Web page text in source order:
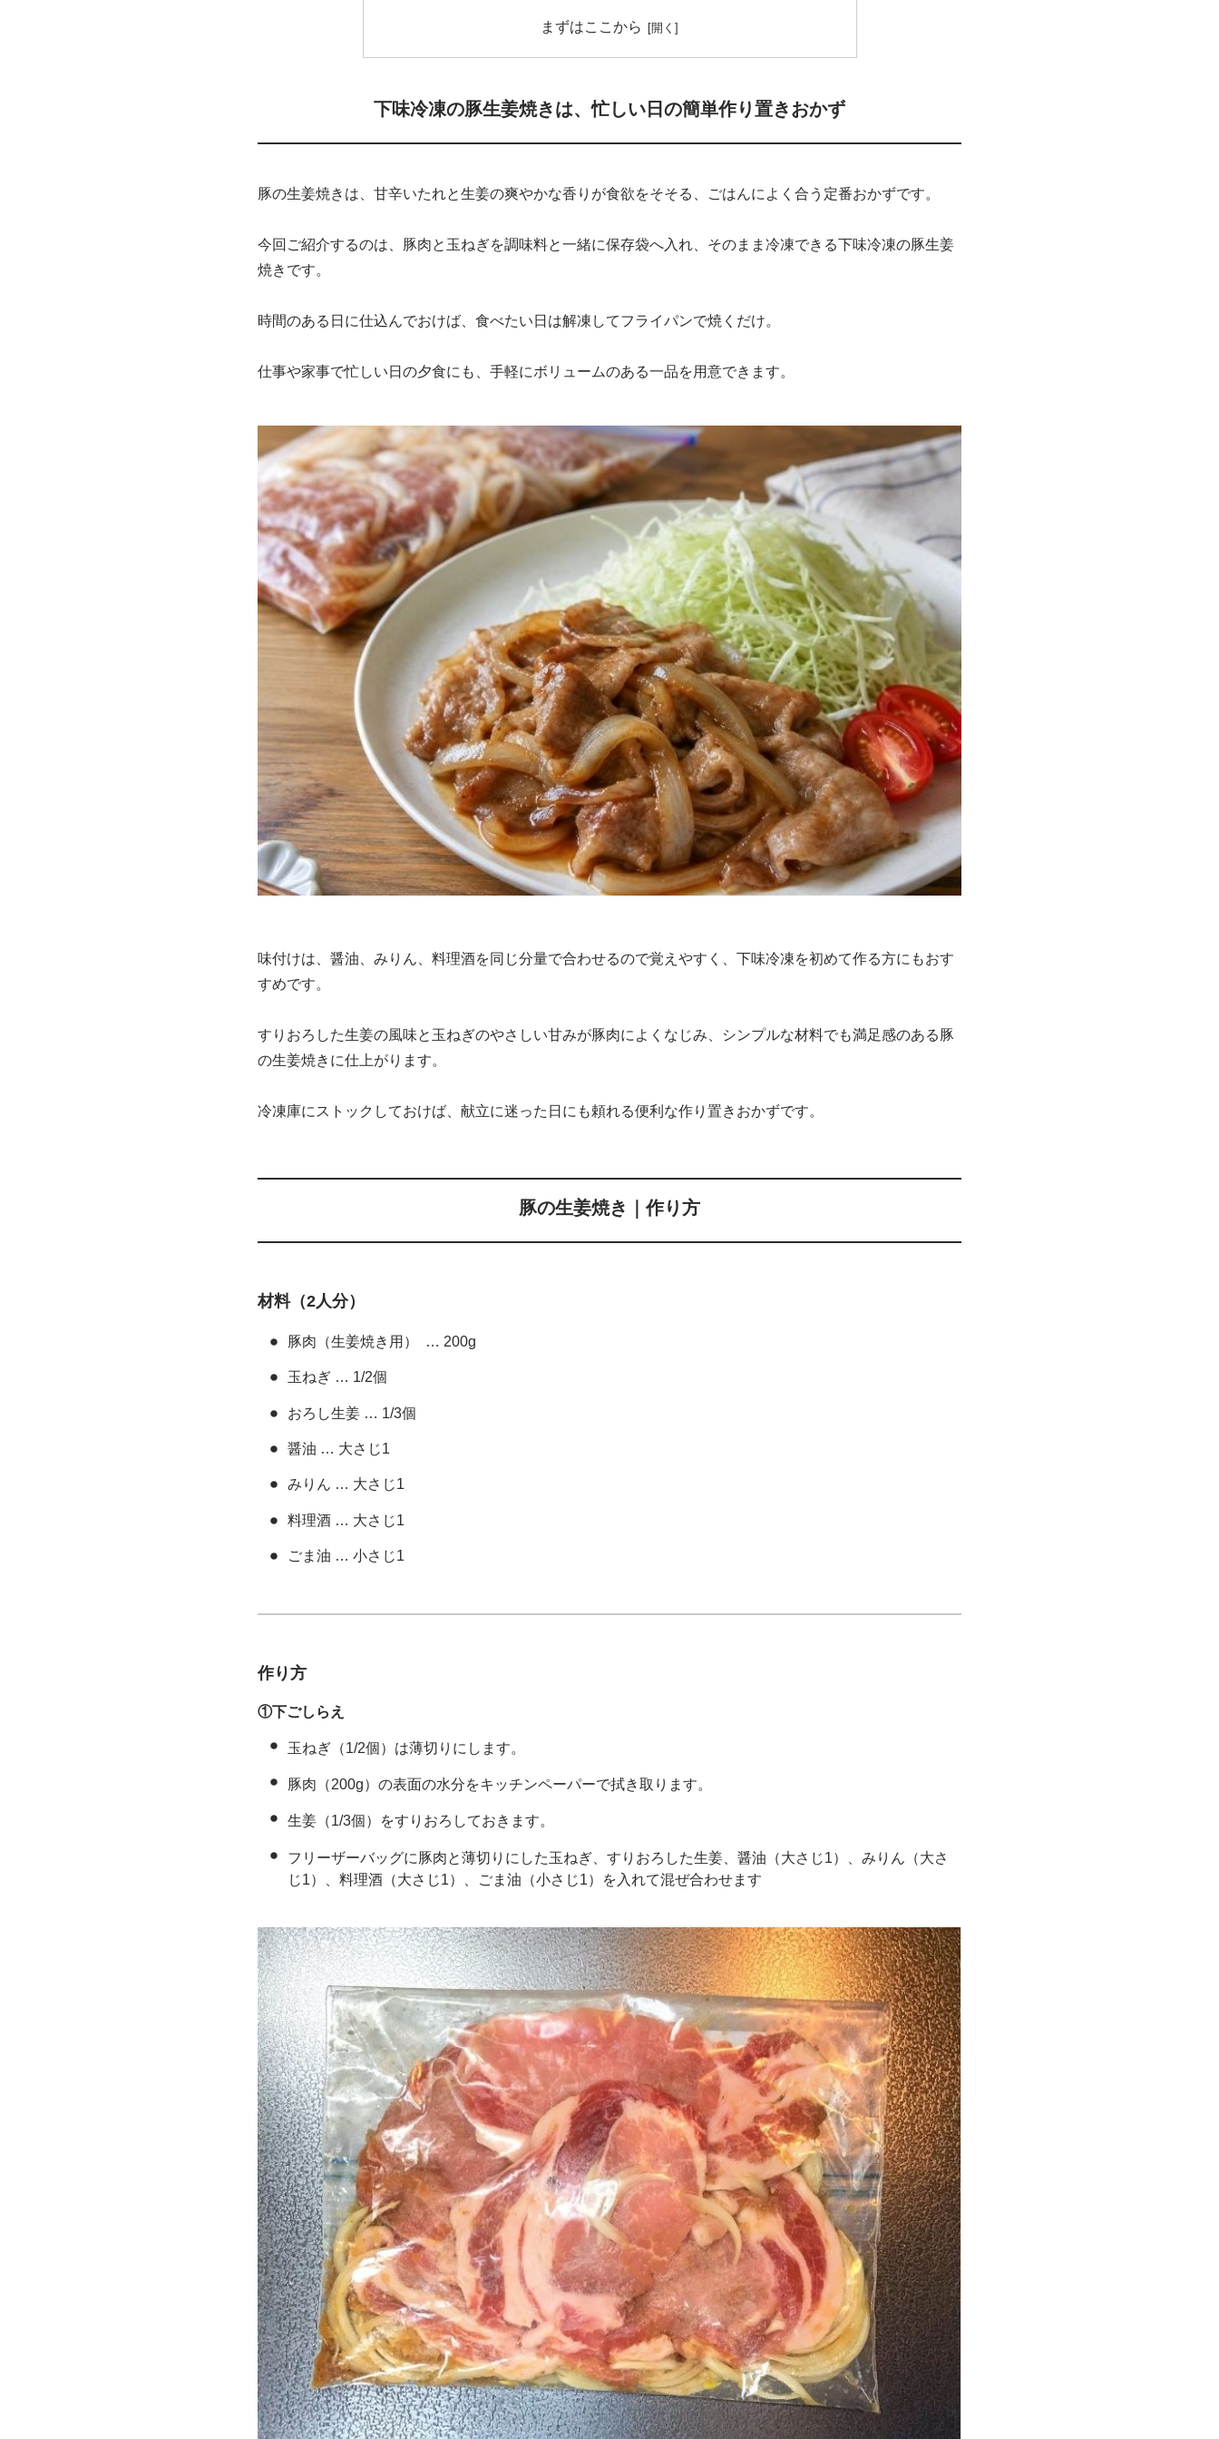
まずはここから
下味冷凍の豚生姜焼きは、忙しい日の簡単作り置きおかず
豚の生姜焼きは、甘辛いたれと生姜の爽やかな香りが食欲をそそる、ごはんによく合う定番おかずです。
今回ご紹介するのは、豚肉と玉ねぎを調味料と一緒に保存袋へ入れ、そのまま冷凍できる下味冷凍の豚生姜
焼きです。
時間のある日に仕込んでおけば、食べたい日は解凍してフライパンで焼くだけ。
仕事や家事で忙しい日の夕食にも、手軽にボリュームのある一品を用意できます。
味付けは、醤油、みりん、料理酒を同じ分量で合わせるので覚えやすく、下味冷凍を初めて作る方にもおす
すめです。
すりおろした生姜の風味と玉ねぎのやさしい甘みが豚肉によくなじみ、シンプルな材料でも満足感のある豚
の生姜焼きに仕上がります。
冷凍庫にストックしておけば、献立に迷った日にも頼れる便利な作り置きおかずです。
豚の生姜焼き｜作り方
材料（2人分）
豚肉（生姜焼き用） … 200g
玉ねぎ … 1/2個
おろし生姜 … 1/3個
醤油 … 大さじ1
みりん … 大さじ1
料理酒 … 大さじ1
ごま油 … 小さじ1
作り方
①下ごしらえ
玉ねぎ（1/2個）は薄切りにします。
豚肉（200g）の表面の水分をキッチンペーパーで拭き取ります。
生姜（1/3個）をすりおろしておきます。
フリーザーバッグに豚肉と薄切りにした玉ねぎ、すりおろした生姜、醤油（大さじ1）、みりん（大さ
じ1）、料理酒（大さじ1）、ごま油（小さじ1）を入れて混ぜ合わせます